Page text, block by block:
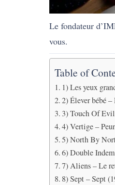
Le fondateur
vous.
Table of
1) Les yeux
2) Élever bébé
3) Touch Of
4) Vertige –
5) North By
6) Double
7) Aliens – Le
8) Sept – Sept